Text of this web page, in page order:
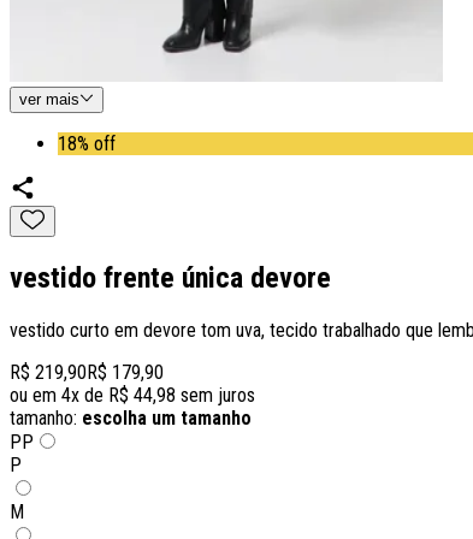
ver mais
18% off
vestido frente única devore
vestido curto em devore tom uva, tecido trabalhado que
R$ 219,90 R$ 179,90
ou em 4x de R$ 44,98 sem juros
tamanho: escolha um tamanho
PP
P
M